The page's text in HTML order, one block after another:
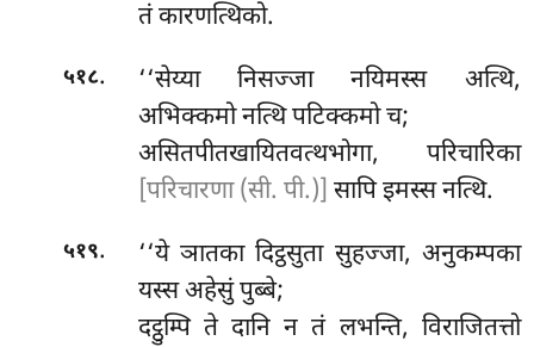
तं कारणत्थिको.
५१८.
‘‘सेय्या निसज्जा नयिमस्स अत्थि,
अभिक्कमो नत्थि पटिक्कमो च;
असितपीतखायितवत्थभोगा, परिचारिका
[परिचारणा (सी. पी.)] सापि इमस्स नत्थि.
५१९.
‘‘ये ञातका दिट्ठसुता सुहज्जा, अनुकम्पका
यस्स अहेसुं पुब्बे;
दट्ठुम्पि ते दानि न तं लभन्ति, विराजितत्तो